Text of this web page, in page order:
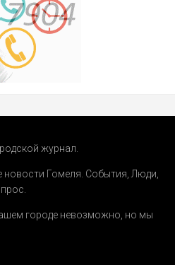
журнал.
Гомеля. События Люди
городе невозможно, но мы